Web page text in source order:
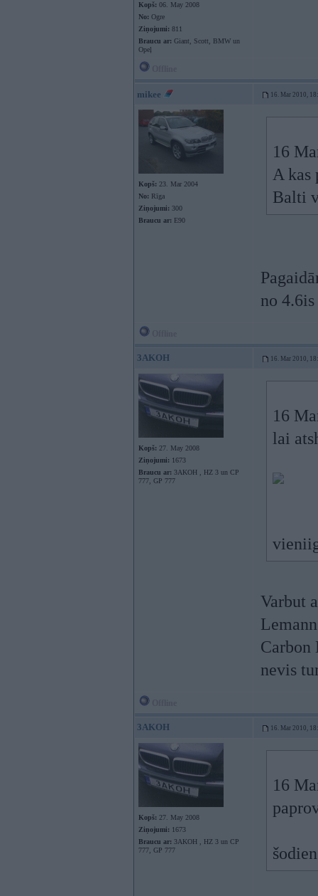
Kopš: 06. May 2008
No: Ogre
Ziņojumi: 811
Braucu ar: Giant, Scott, BMW un
Opeļ
mikee 16. Mar 2010,
Kopš: 23. Mar 2004
No: Rīga
Ziņojumi: 300
Braucu ar: E90
16
A kas
Balti
no
3AKOH 16. Mar 2010,
Kopš: 27. May 2008
Ziņojumi: 1673
Braucu ar: 3AKOH , HZ 3 un CP
777, GP 777
16
lai
Varbut
Carbon
nevis
3AKOH 16. Mar 2010,
Kopš: 27. May 2008
Ziņojumi: 1673
Braucu ar: 3AKOH , HZ 3 un CP
777, GP 777
16